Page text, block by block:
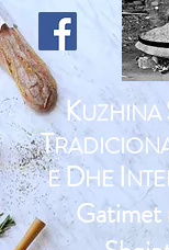
KUZHINA
T
EDHE I
Gatimet